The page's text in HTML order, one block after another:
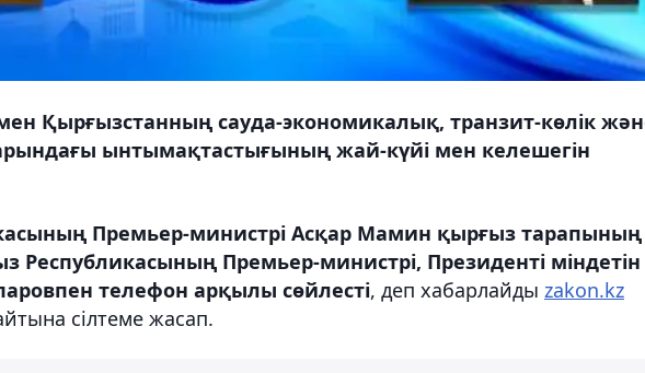
Қырғызстанның сауда-экономикалық, транзит-көлік
ынтымақтастығының жай-күйі мен келешегін
Премьер-министрі Асқар Мамин қырғыз тарапының
Республикасының Премьер-министрі, Президенті міндетін
телефон арқылы сөйлесті, деп хабарлайды zakon.kz
сілтеме жасап.